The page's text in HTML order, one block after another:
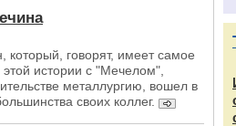
говорят, имеет самое
истории с "Мечелом",
металлургию, вошел в
своих коллег.